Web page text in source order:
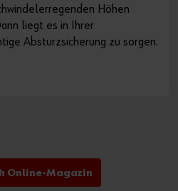
Höhen
liegt es in Ihrer
Absturzsicherung zu sorgen.
Online-Magazin